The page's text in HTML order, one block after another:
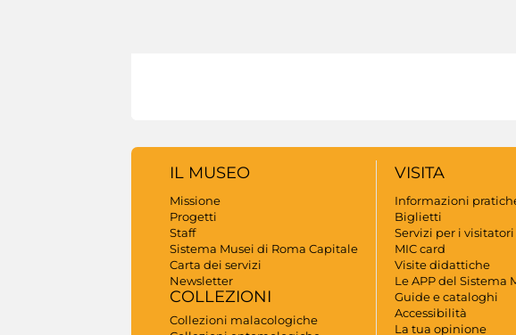
IL MUSEO
Missione
Progetti
Staff
Sistema Musei di Roma Capitale
Carta dei servizi
Newsletter
COLLEZIONI
Collezioni malacologiche
VISITA
Informazioni
Biglietti
Servizi per i visitatori
MIC card
Visite didattiche
Le APP del Sistema
Guide e cataloghi
Accessibilità
La tua opinione